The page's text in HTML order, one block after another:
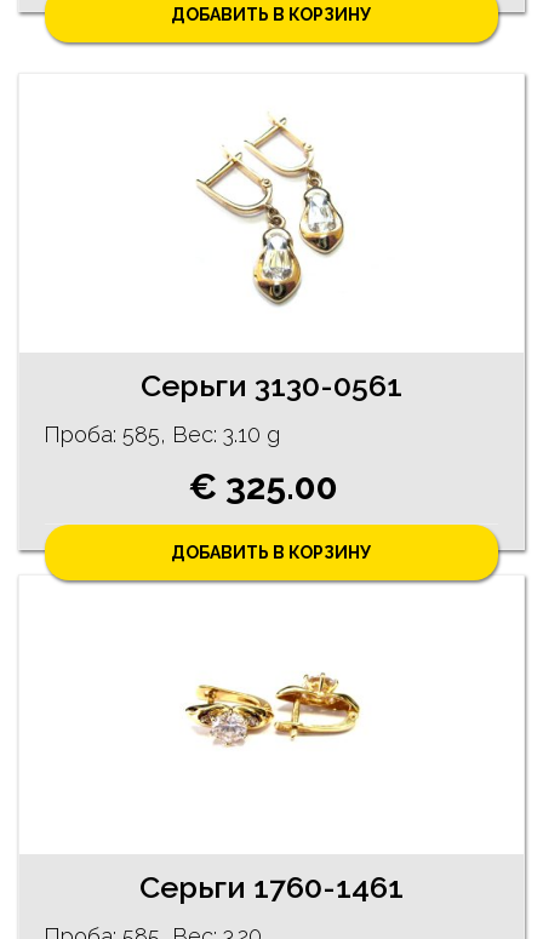
ДОБАВИТЬ В КОРЗИНУ
Cерьги 3130-0561
Проба: 585, Bес: 3.10 g
€ 325.00
ДОБАВИТЬ В КОРЗИНУ
Серьги 1760-1461